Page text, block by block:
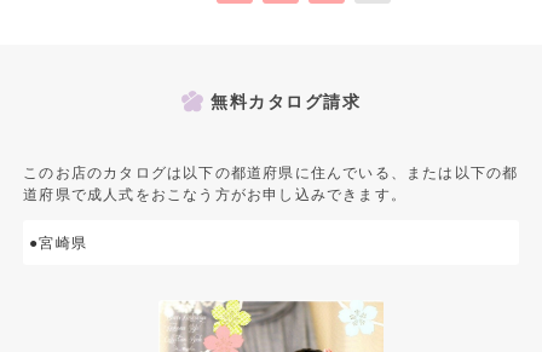
無料カタログ請求
このお店のカタログは以下の都道府県に住んでいる、または以下の都
道府県で成人式をおこなう方がお申し込みできます。
●宮崎県